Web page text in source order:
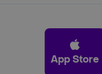
App Store